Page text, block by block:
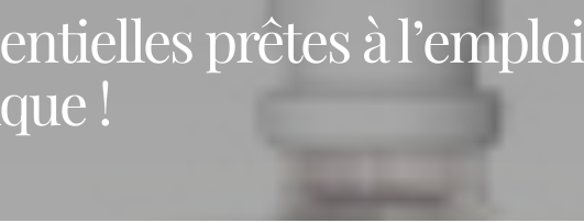
prêtes à l’emploi
!